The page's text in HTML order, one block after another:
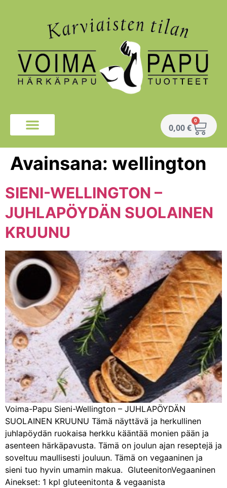
0,00€
0
Avainsana: wellington
SIENI-WELLINGTON –
JUHLAPÖYDÄN SUOLAINEN
KRUUNU
Voima-Papu Sieni-Wellington – JUHLAPÖYDÄN
SUOLAINEN KRUUNU Tämä näyttävä ja herkullinen
juhlapöydän ruokaisa herkku kääntää monien pään ja
asenteen härkäpavusta. Tämä on joulun ajan reseptejä ja
soveltuu maullisesti jouluun. Tämä on vegaaninen ja
sieni tuo hyvin umamin makua. GluteenitonVegaaninen
Ainekset: 1 kpl gluteenitonta & vegaanista